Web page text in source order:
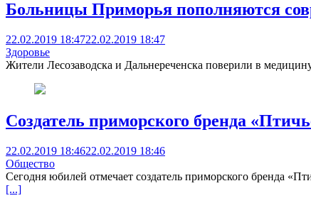
Больницы Приморья пополняются
22.02.2019 18:4722.02.2019 18:47
Здоровье
Жители Лесозаводска и Дальнереченска поверили в
Создатель приморского бренда
22.02.2019 18:4622.02.2019 18:46
Общество
Сегодня юбилей отмечает создатель приморского бренда
[...]